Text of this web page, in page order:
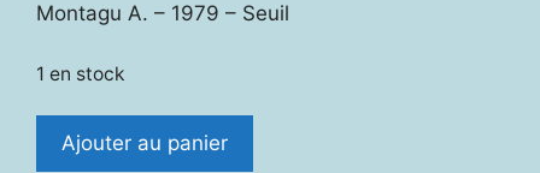
Montagu A. – 1979 – Seuil
1 en stock
quantité
Ajouter au panier